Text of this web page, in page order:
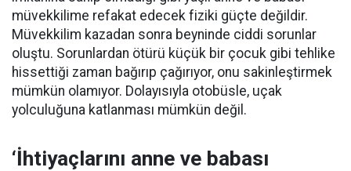
müvekkilime refakat edecek fiziki güçte değildir.
Müvekkilim kazadan sonra beyninde ciddi sorunlar
oluştu. Sorunlardan ötürü küçük bir çocuk gibi tehlike
hissettiği zaman bağırıp çağırıyor, onu sakinleştirmek
mümkün olamıyor. Dolayısıyla otobüsle, uçak
yolculuğuna katlanması mümkün değil.
‘İhtiyaçlarını anne ve babası